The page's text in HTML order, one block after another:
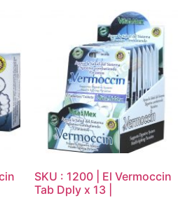
SKU : 1200 | El Vermoccin
Tab Dply x 13 |